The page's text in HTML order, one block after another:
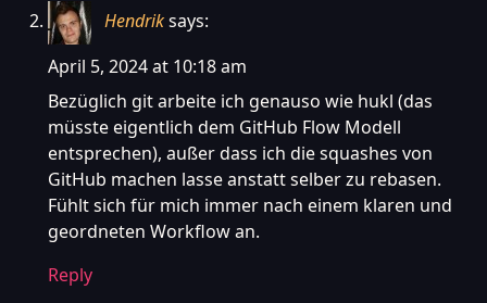
Hendriksays:
April 5, 2024 at 10:18 am
Bezüglich git arbeite ich genauso wie hukl (das
müsste eigentlich dem GitHub Flow Modell
entsprechen), außer dass ich die squashes von
GitHub machen lasse anstatt selber zu rebasen.
Fühlt sich für mich immer nach einem klaren und
geordneten Workflow an.
Reply